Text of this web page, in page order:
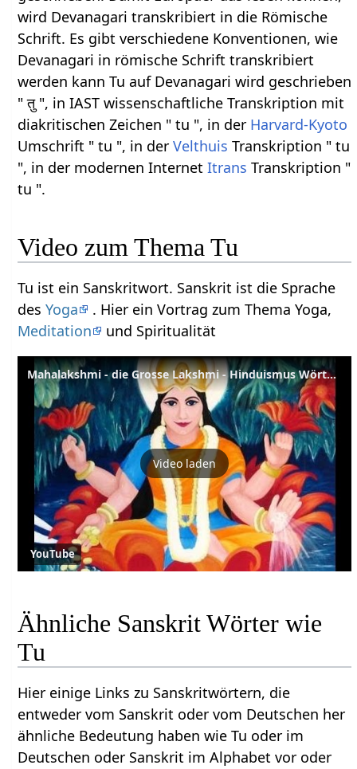
wird Devanagari transkribiert in die Römische
Schrift. Es gibt verschiedene Konventionen, wie
Devanagari in römische Schrift transkribiert
werden kann Tu auf Devanagari wird geschrieben
" तु ", in IAST wissenschaftliche Transkription mit
diakritischen Zeichen " tu ", in der Harvard-Kyoto
Umschrift " tu ", in derVelthuis Transkription " tu
", in der modernen InternetItrans Transkription "
tu ".
Video zum Thema Tu
Tu ist ein Sanskritwort. Sanskrit ist die Sprache
desYoga
. Hier ein Vortrag zum Thema Yoga,
Meditation
und Spiritualität
Mahalakshmi - die Grosse Lakshmi - Hinduismus Wörterbuch
Video laden
YouTube
Ähnliche Sanskrit Wörter wie
Tu
Hier einige Links zu Sanskritwörtern, die
entweder vom Sanskrit oder vom Deutschen her
ähnliche Bedeutung haben wie Tu oder im
Deutschen oder Sanskrit im Alphabet vor oder